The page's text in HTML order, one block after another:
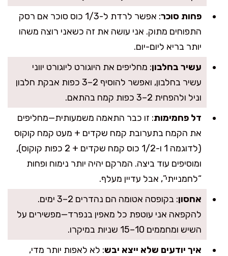
פחות סוכר
: אפשר לרדת ל-1/3 כוס סוכר אם רסק
התפוחים מתוק. אני עושה את זה כשאני רוצה משהו
יותר בריא ליום-יום.
עשיר בחלבון: מחליפים את היוגורט ליוגורט יווני
עשיר בחלבון, ואפשר להוסיף 2–3 כפות אבקת חלבון
וניל ולהפחית 2–3 כפות קמח בהתאם.
דל פחמימות: זו כבר התאמה משמעותית—מחליפים
את הקמח בתערובת קמח שקדים + מעט קמח קוקוס
(לדוגמה 1 ו-1/2 כוס קמח שקדים + 2 כפות קוקוס),
ומוסיפים עוד ביצה. המרקם יהיה יותר נימוח ופחות
“לחמנייתי”, אבל עדיין מעלף.
אחסון
: בקופסה אטומה הם נהדרים 2–3 ימים.
להקפאה אני עוטפת כל מאפין בנפרד—מפשירים על
השיש ומחממים 10–15 שניות במיקרו.
איך יודעים שלא ייצא יבש: לא לאפות יותר מדי,